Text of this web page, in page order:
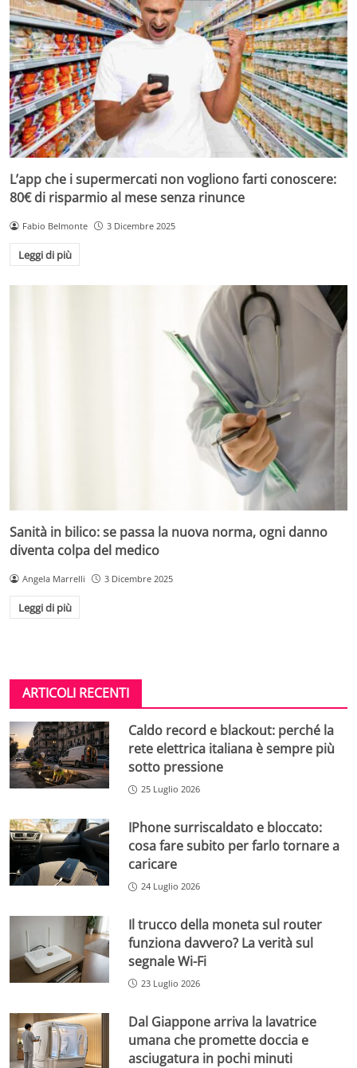
L’app che i supermercati non vogliono farti conoscere:
80€ di risparmio al mese senza rinunce
Fabio Belmonte 3 Dicembre 2025
Leggi di più
Sanità in bilico: se passa la nuova norma, ogni danno
diventa colpa del medico
Angela Marrelli 3 Dicembre 2025
Leggi di più
ARTICOLI RECENTI
Caldo record e blackout: perché la
rete elettrica italiana è sempre più
sotto pressione
25 Luglio 2026
IPhone surriscaldato e bloccato:
cosa fare subito per farlo tornare a
caricare
24 Luglio 2026
Il trucco della moneta sul router
funziona davvero? La verità sul
segnale Wi-Fi
23 Luglio 2026
Dal Giappone arriva la lavatrice
umana che promette doccia e
asciugatura in pochi minuti